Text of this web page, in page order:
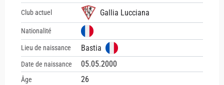
Club actuel Gallia Lucciana
Nationalité
Lieu de naissance Bastia
Date de naissance 05.05.2000
Âge 26